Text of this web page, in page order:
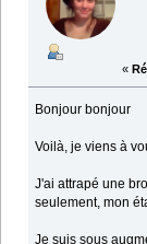
«
Bonjour bonjour
Voilà, je viens à
J'ai attrapé une
seulement, mon
Je suis sous